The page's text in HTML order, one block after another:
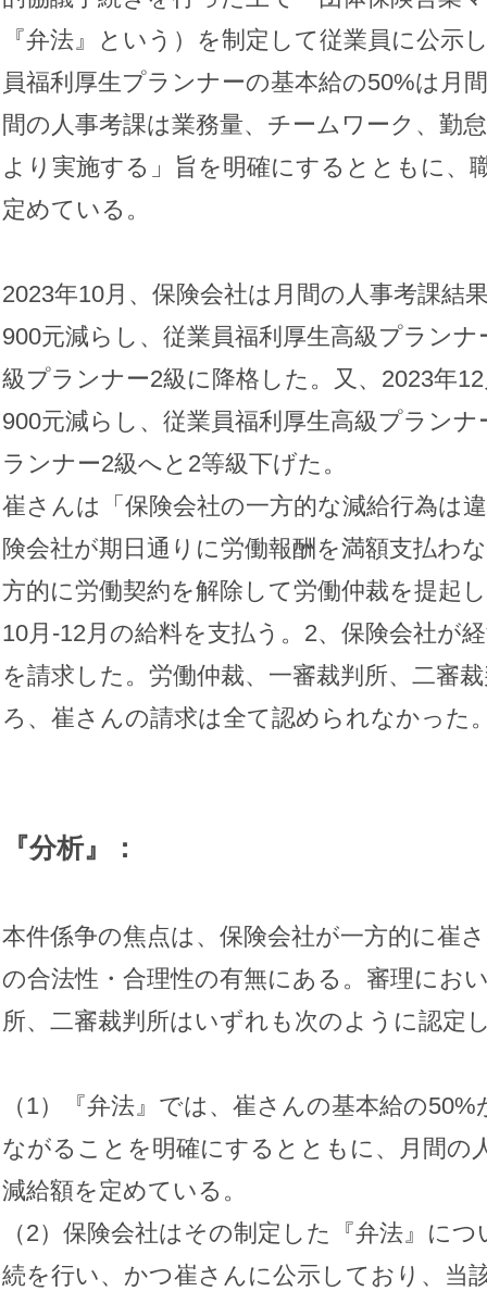
『弁法』という）を制定して従業員に公示
員福利厚生プランナーの基本給の50%は月
間の人事考課は業務量、チームワーク、勤
より実施する」旨を明確にするとともに、
定めている。
2023年10月、保険会社は月間の人事考課結
900元減らし、従業員福利厚生高級プラン
級プランナー2級に降格した。又、2023年
900元減らし、従業員福利厚生高級プラン
ランナー2級へと2等級下げた。
崔さんは「保険会社の一方的な減給行為は
険会社が期日通りに労働報酬を満額支払わ
方的に労働契約を解除して労働仲裁を提起
10月-12月の給料を支払う。2、保険会社が
を請求した。労働仲裁、一審裁判所、二審
ろ、崔さんの請求は全て認められなかった
『分析』：
本件係争の焦点は、保険会社が一方的に崔
の合法性・合理性の有無にある。審理にお
所、二審裁判所はいずれも次のように認定
（1）『弁法』では、崔さんの基本給の
ながることを明確にするとともに、月間の
減給額を定めている。
（2）保険会社はその制定した『弁法』に
続を行い、かつ崔さんに公示しており、当